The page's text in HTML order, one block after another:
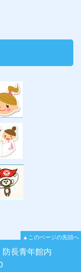
▲このページの先頭へ
長青年館内